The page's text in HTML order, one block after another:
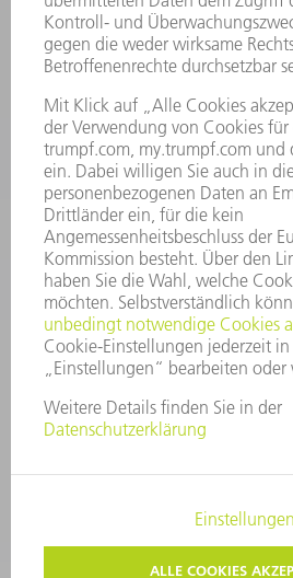
Kundenbetreuung TRUMPF
+49 7156 303
Mo - Fr: 07:30 -
Erweiterte Rufbereitschaft per
06:30 - 20.00 Uhr Sa:
KONTAKT
Service TRUMPF
+49 7156 303
Mo - Fr: 07:30 -
Additive Manufacturing
COPYRIGHT UND MARKENZEICHEN